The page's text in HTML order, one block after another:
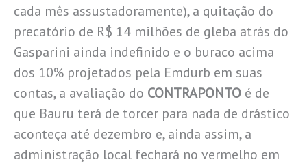
cada mês assustadoramente), a quitação do
precatório de R$ 14 milhões de gleba atrás do
Gasparini ainda indefinido e o buraco acima
dos 10% projetados pela Emdurb em suas
contas, a avaliação do CONTRAPONTO é de
que Bauru terá de torcer para nada de drástico
aconteça até dezembro e, ainda assim, a
administração local fechará no vermelho em